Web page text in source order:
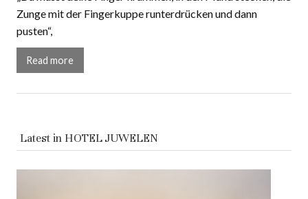
„Du musst deine Finger krümmen, in den Mund stecken, die
Zunge mit der Fingerkuppe runterdrücken und dann
pusten“,
Read more
Latest inHOTEL JUWELEN